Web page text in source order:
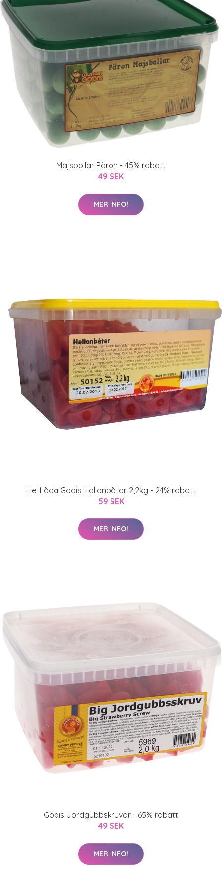
Majsbollar Päron - 45% rabatt
49 SEK
MER INFO!
Hel Låda Godis Hallonbåtar 2,2kg - 24% rabatt
59 SEK
MER INFO!
Godis Jordgubbskruvar - 65% rabatt
49 SEK
MER INFO!